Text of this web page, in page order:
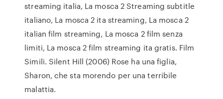
streaming italia, La mosca 2 Streaming subtitle
italiano, La mosca 2 ita streaming, La mosca 2
italian film streaming, La mosca 2 film senza
limiti, La mosca 2 film streaming ita gratis. Film
Simili. Silent Hill (2006) Rose ha una figlia,
Sharon, che sta morendo per una terribile
malattia.